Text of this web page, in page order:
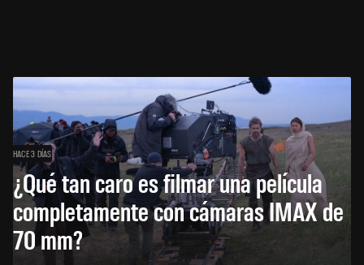
HACE 3 DÍAS
¿Qué tan caro es filmar una película
completamente con cámaras IMAX de
70 mm?